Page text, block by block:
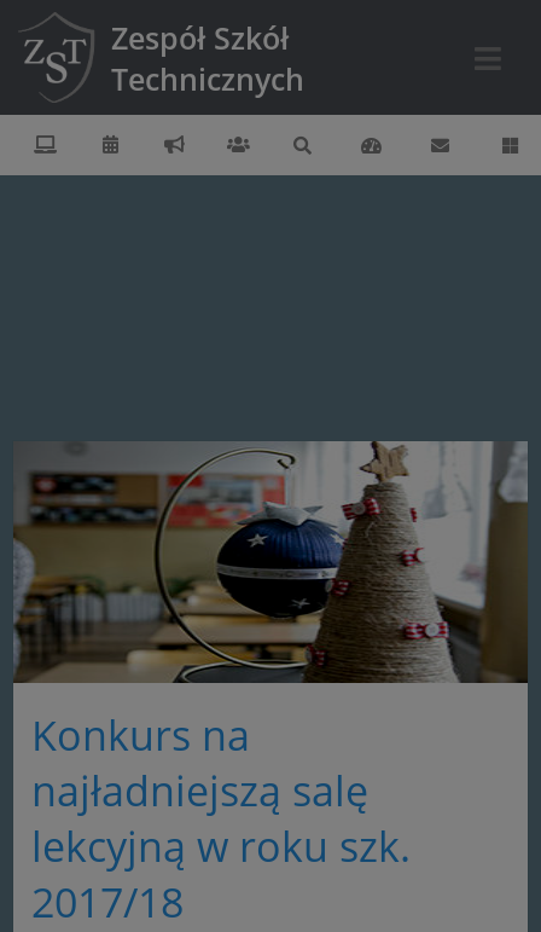
Zespół Szkół
Technicznych
Konkurs na
najładniejszą salę
lekcyjną w roku szk.
2017/18